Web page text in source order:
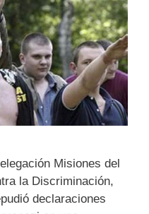
Misiones del
la Discriminación,
declaraciones